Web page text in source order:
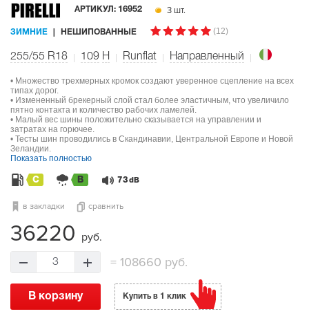
АРТИКУЛ: 16952 3 шт.
ЗИМНИЕ НЕШИПОВАННЫЕ (12)
255/55 R18 109 H Runflat Направленный
• Множество трехмерных кромок создают уверенное сцепление на всех
типах дорог.
• Измененный брекерный слой стал более эластичным, что увеличило
пятно контакта и количество рабочих ламелей.
• Малый вес шины положительно сказывается на управлении и
затратах на горючее.
• Тесты шин проводились в Скандинавии, Центральной Европе и Новой
Зеландии.
Показать полностью
C B 73 dB
в закладки сравнить
36220 руб.
3 =108660 руб.
В корзину Купить в 1 клик